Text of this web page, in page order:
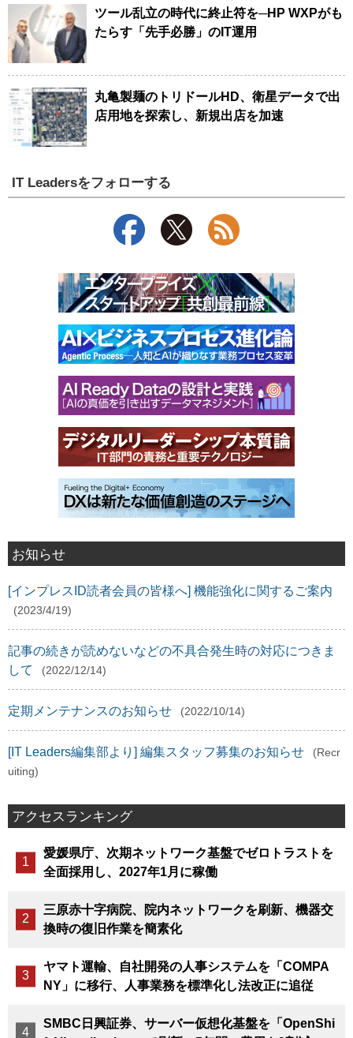
ツール乱立の時代に終止符を─HP WXPがも
たらす「先手必勝」のIT運用
丸亀製麺のトリドールHD、衛星データで出
店用地を探索し、新規出店を加速
IT Leadersをフォローする
お知らせ
[インプレスID読者会員の皆様へ] 機能強化に関するご案内
(2023/4/19)
記事の続きが読めないなどの不具合発生時の対応につきま
して
(2022/12/14)
定期メンテナンスのお知らせ (2022/10/14)
[IT Leaders編集部より] 編集スタッフ募集のお知らせ
(Recr
uiting)
アクセスランキング
愛媛県庁、次期ネットワーク基盤でゼロトラストを
全面採用し、2027年1月に稼働
三原赤十字病院、院内ネットワークを刷新、機器交
換時の復旧作業を簡素化
ヤマト運輸、自社開発の人事システムを「COMPA
NY」に移行、人事業務を標準化し法改正に追従
SMBC日興証券、サーバー仮想化基盤を「OpenShi